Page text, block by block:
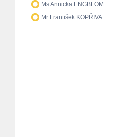
Ms Annicka ENGBLOM
Mr František KOPŘIVA